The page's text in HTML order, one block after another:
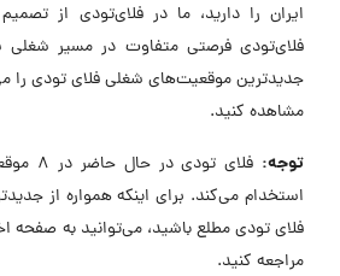
ایران را دارید، ما در فلای‌تودی از
فلای‌تودی فرصتی متفاوت در مسیر
جدیدترین موقعیت‌های شغلی فلای تودی را
مشاهده کنید.
توجه:
فلای
استخدام می‌کند. برای اینکه همواره از
فلای تودی مطلع باشید، می‌توانید به
مراجعه کنید.